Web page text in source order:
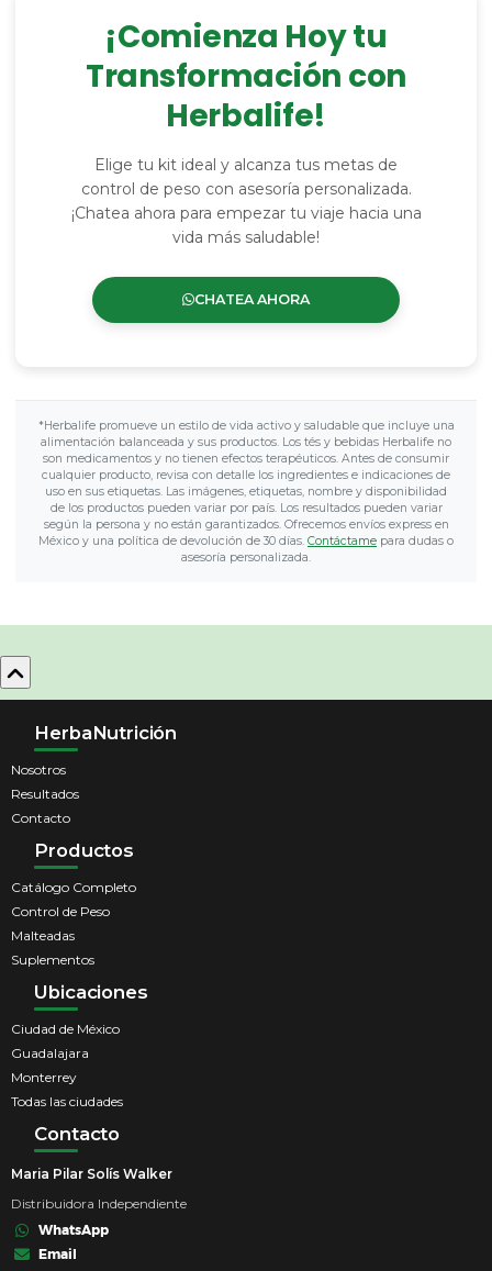
¡Comienza Hoy tu
Transformación con
Herbalife!
Elige tu kit ideal y alcanza tus metas de
control de peso con asesoría personalizada.
¡Chatea ahora para empezar tu viaje hacia una
vida más saludable!
CHATEA AHORA
*Herbalife promueve un estilo de vida activo y saludable que incluye una
alimentación balanceada y sus productos. Los tés y bebidas Herbalife no
son medicamentos y no tienen efectos terapéuticos. Antes de consumir
cualquier producto, revisa con detalle los ingredientes e indicaciones de
uso en sus etiquetas. Las imágenes, etiquetas, nombre y disponibilidad
de los productos pueden variar por país. Los resultados pueden variar
según la persona y no están garantizados. Ofrecemos envíos express en
México y una política de devolución de 30 días. Contáctame para dudas o
asesoría personalizada.
HerbaNutrición
Nosotros
Resultados
Contacto
Productos
Catálogo Completo
Control de Peso
Malteadas
Suplementos
Ubicaciones
Ciudad de México
Guadalajara
Monterrey
Todas las ciudades
Contacto
Maria Pilar Solís Walker
Distribuidora Independiente
WhatsApp
Email